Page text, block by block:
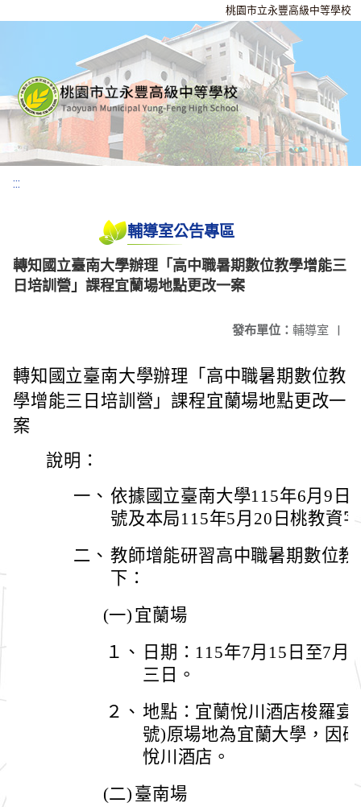
桃園市立永豐高級中等學校
:::
輔導室公告專區
轉知國立臺南大學辦理「高中職暑期數位教學增能三
日培訓營」課程宜蘭場地點更改一案
發布單位： 輔導室 |
轉知國立臺南大學辦理「高中職暑期數位教
學增能三日培訓營」課程宜蘭場地點更改一
案
說明：
一、 依據國立臺南大學115年6月9日
號及本局115年5月20日桃教資
二、 教師增能研習高中職暑期數位
下：
(一) 宜蘭場
１、
日期：115年7月15日至7月
三日。
２、 地點：宜蘭悅川酒店梭羅
號)原場地為宜蘭大學，因
悅川酒店。
(二) 臺南場